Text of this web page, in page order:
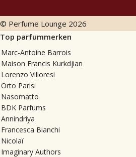
© Perfume Lounge 2026
Top parfummerken
Marc-Antoine Barrois
Maison Francis Kurkdjian
Lorenzo Villoresi
Orto Parisi
Nasomatto
BDK Parfums
Annindriya
Francesca Bianchi
Nicolaï
Imaginary Authors